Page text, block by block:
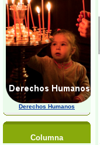
Derechos Humanos
Columna